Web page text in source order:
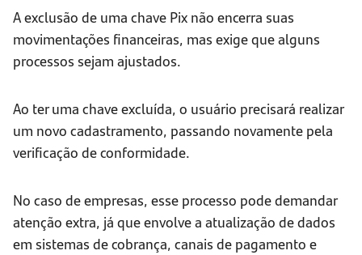
A exclusão de uma chave Pix não encerra suas
movimentações financeiras, mas exige que alguns
processos sejam ajustados.
Ao ter uma chave excluída, o usuário precisará realizar
um novo cadastramento, passando novamente pela
verificação de conformidade.
No caso de empresas, esse processo pode demandar
atenção extra, já que envolve a atualização de dados
em sistemas de cobrança, canais de pagamento e